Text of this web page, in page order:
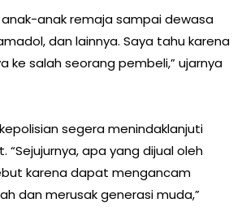
anak-anak remaja sampai dewasa
dan lainnya. Saya tahu karena
ke salah seorang pembeli,” ujarnya
segera menindaklanjuti
apa yang dijual oleh
karena dapat mengancam
dan merusak generasi muda,”